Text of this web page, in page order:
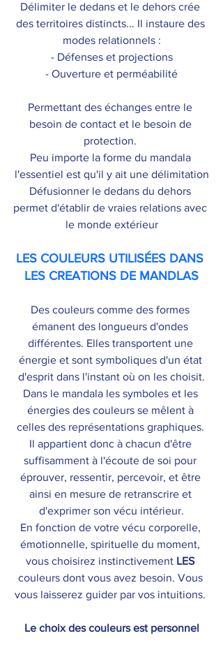
Délimiter le dedans et le dehors crée
des territoires distincts... Il instaure des
modes relationnels :
- Défenses et projections
- Ouverture et perméabilité
Permettant des échanges entre le
besoin de contact et le besoin de
protection. ​
Peu importe la forme du mandala
l'essentiel est qu'il y ait une délimitation​
Défusionner le dedans du dehors
permet d'établir de vraies relations avec
le monde extérieur​
LES COULEURS UTILISÉES DANS
LES CREATIONS DE MANDLAS​
Des couleurs comme des formes
émanent des longueurs d'ondes
différentes. Elles transportent une
énergie et sont symboliques d'un état
d'esprit dans l'instant où on les choisit.
Dans le mandala les symboles et les
énergies des couleurs se mêlent à
celles des représentations graphiques.
Il appartient donc à chacun d'être
suffisamment à l'écoute de soi pour
éprouver, ressentir, percevoir, et être
ainsi en mesure de retranscrire et
d'exprimer son vécu intérieur.
En fonction de votre vécu corporelle,
émotionnelle, spirituelle du moment,
vous choisirez instinctivement LES
couleurs dont vous avez besoin. Vous
vous laisserez guider par vos intuitions.
Le choix des couleurs est personnel